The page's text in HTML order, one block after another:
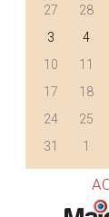
27
28
3
4
10
11
17
18
24
25
31
1